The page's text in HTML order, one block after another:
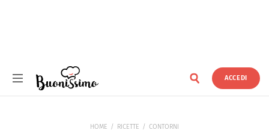
ACCEDI
HOME RICETTE CONTORNI